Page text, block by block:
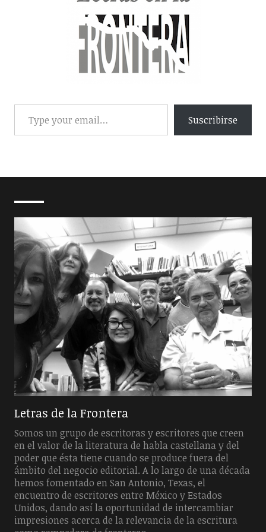
Suscribirse
Letras de la Frontera
Somos un grupo de escritoras y escritores que creen
en el valor de la literatura de habla castellana y del
poder que ésta tiene cuando se produce fuera del
ámbito del negocio editorial. A lo largo de una década
hemos fomentado en San Antonio, Texas, el
encuentro de escritores entre México y Estados
Unidos, dando así la oportunidad de intercambiar
impresiones acerca de la relevancia de la escritura